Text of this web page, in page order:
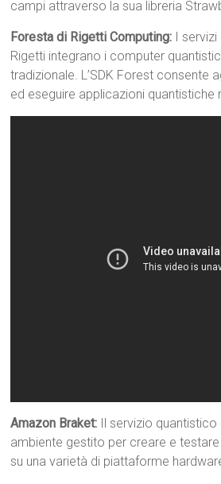
campi attraverso la sua libreria
Foresta di Rigetti Computing: I
Rigetti integrano i computer
tradizionale. L’SDK Forest consente
ed eseguire applicazioni quantistiche
Amazon Braket: Il servizio quantistico
ambiente gestito per creare e
su una varietà di piattaforme